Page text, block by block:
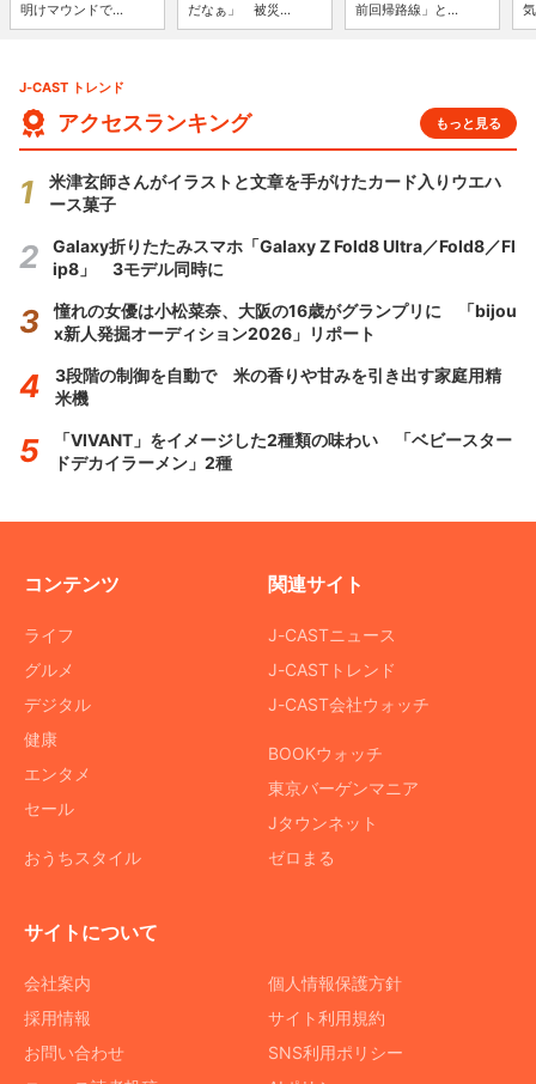
明けマウンドで...
だなぁ」 被災...
前回帰路線」と...
J-CAST トレンド
アクセスランキング もっと見る
米津玄師さんがイラストと文章を手がけたカード入りウエハ
ース菓子
Galaxy折りたたみスマホ「Galaxy Z Fold8 Ultra／Fold8／Fl
ip8」 3モデル同時に
憧れの女優は小松菜奈、大阪の16歳がグランプリに 「bijou
x新人発掘オーディション2026」リポート
3段階の制御を自動で 米の香りや甘みを引き出す家庭用精
米機
「VIVANT」をイメージした2種類の味わい 「ベビースター
ドデカイラーメン」2種
コンテンツ
ライフ
グルメ
デジタル
健康
エンタメ
セール
おうちスタイル
関連サイト
J-CASTニュース
J-CASTトレンド
J-CAST会社ウォッチ
BOOKウォッチ
東京バーゲンマニア
Jタウンネット
ゼロまる
サイトについて
会社案内
採用情報
お問い合わせ
個人情報保護方針
サイト利用規約
SNS利用ポリシー